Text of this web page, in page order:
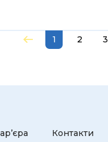
1 2 3
Контакти